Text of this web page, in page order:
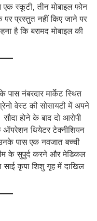
स्कूटी, तीन मोबाइल फोन
प्रस्तुत नहीं किए जाने पर
है कि बरामद मोबाइल की
पास नंबरदार मार्केट स्थित
वेस्ट की सोसायटी में अपने
होने के बाद दो आरोपी
ऑपरेशन थियेटर टेक्नीशियन
पास एक नवजात बच्ची
के सुपुर्द करने और मेडिकल
कृपा शिशु गृह में दाखिल